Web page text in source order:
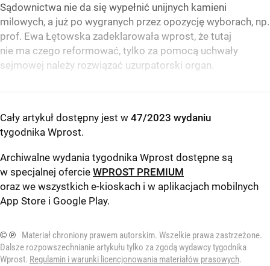
Sądownictwa nie da się wypełnić unijnych kamieni
milowych, a już po wygranych przez opozycję wyborach, np.
prof. Ewa Łętowska zadeklarowała wprost, że tutaj
nie ma czego reformować, tylko za pomocą uchwały
sejmowej należy rozwiązać uzurpatorski organ.
Cały artykuł dostępny jest w 47/2023 wydaniu
tygodnika Wprost.
Archiwalne wydania tygodnika Wprost dostępne są
w specjalnej ofercie WPROST PREMIUM
oraz we wszystkich e-kioskach i w aplikacjach mobilnych
App Store i Google Play.
© ℗
Materiał chroniony prawem autorskim. Wszelkie prawa zastrzeżone.
Dalsze rozpowszechnianie artykułu tylko za zgodą wydawcy tygodnika
Wprost. Regulamin i warunki licencjonowania materiałów prasowych.